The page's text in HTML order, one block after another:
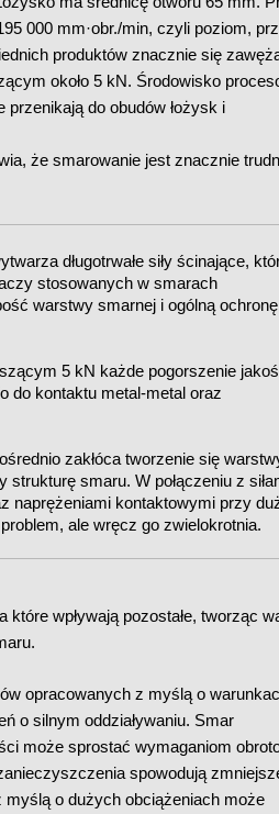
000 mm·obr./min, czyli poziom,
produktów znacznie się
około 5 kN. Środowisko
do obudów łożysk i
że smarowanie jest znacznie
długotrwałe siły ścinające,
stosowanych w smarach
warstwy smarnej i ogólną ochronę
5 kN każde pogorszenie
do kontaktu metal-metal oraz
zakłóca tworzenie się
smaru. W połączeniu z
naprężeniami kontaktowymi przy
ale wręcz go zwielokrotnia.
wpływają pozostałe, tworząc
opracowanych z myślą o
o silnym oddziaływaniu. Smar
może sprostać wymaganiom
spowodują
o dużych obciążeniach może